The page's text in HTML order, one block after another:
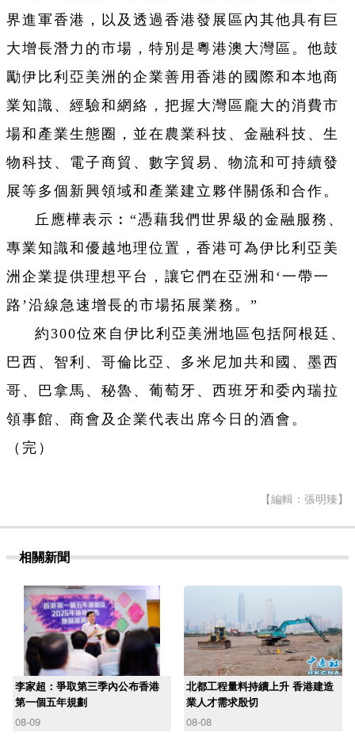
界進軍香港，以及透過香港發展區內其他具有巨
大增長潛力的市場，特別是粵港澳大灣區。他鼓
勵伊比利亞美洲的企業善用香港的國際和本地商
業知識、經驗和網絡，把握大灣區龐大的消費市
場和產業生態圈，並在農業科技、金融科技、生
物科技、電子商貿、數字貿易、物流和可持續發
展等多個新興領域和產業建立夥伴關係和合作。
丘應樺表示︰“憑藉我們世界級的金融服務、
專業知識和優越地理位置，香港可為伊比利亞美
洲企業提供理想平台，讓它們在亞洲和‘一帶一
路’沿線急速增長的市場拓展業務。”
約300位來自伊比利亞美洲地區包括阿根廷、
巴西、智利、哥倫比亞、多米尼加共和國、墨西
哥、巴拿馬、秘魯、葡萄牙、西班牙和委內瑞拉
領事館、商會及企業代表出席今日的酒會。
（完）
【編輯：張明臻】
相關新聞
李家超：爭取第三季內公布香港
第一個五年規劃
08-09
北都工程量料持續上升 香港建造
業人才需求殷切
08-08